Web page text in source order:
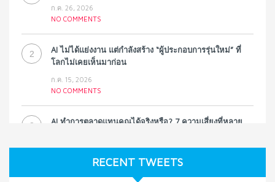
ก.ค. 26, 2026
NO COMMENTS
2
AI ไม่ได้แย่งงาน แต่กำลังสร้าง “ผู้ประกอบการรุ่นใหม่” ที่
โลกไม่เคยเห็นมาก่อน
ก.ค. 15, 2026
NO COMMENTS
3
AI ทำการตลาดแทนคุณได้จริงหรือ? 7 ความเสี่ยงที่หลาย
NO COMMENTSRECENT TWEETS